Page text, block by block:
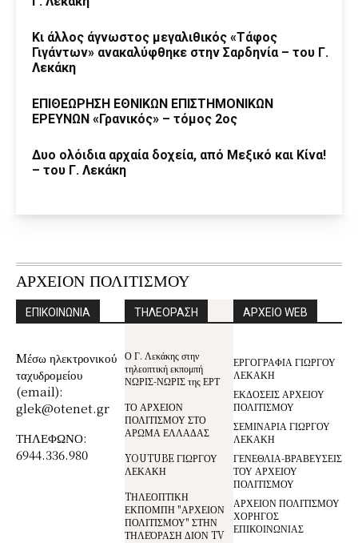
Κι άλλος άγνωστος μεγαλιθικός «Τάφος
Γιγάντων» ανακαλύφθηκε στην Σαρδηνία – του Γ.
Λεκάκη
ΕΠΙΘΕΩΡΗΣΗ ΕΘΝΙΚΩΝ ΕΠΙΣΤΗΜΟΝΙΚΩΝ
ΕΡΕΥΝΩΝ «Γρανικός» – τόμος 2ος
Δυο ολόιδια αρχαία δοχεία, από Μεξικό και Κίνα!
– του Γ. Λεκάκη
ΑΡΧΕΙΟΝ ΠΟΛΙΤΙΣΜΟΥ
ΕΠΙΚΟΙΝΩΝΙΑ
Mέσω ηλεκτρονικού
ταχυδρομείου
(email):
glek@otenet.gr
ΤΗΛΕΦΩΝΟ:
6944.336.980
ΤΗΛΕΟΡΑΣΗ
Ο Γ. Λεκάκης στην
τηλεοπτική εκπομπή
ΝΩΡΙΣ-ΝΩΡΙΣ της ΕΡΤ
ΤΟ ΑΡΧΕΙΟΝ
ΠΟΛΙΤΙΣΜΟΥ ΣΤΟ
ΑΡΩΜΑ ΕΛΛΑΔΑΣ
YOUTUBE ΓΙΩΡΓΟΥ
ΛΕΚΑΚΗ
TΗΛΕΟΠΤΙΚΗ
ΕΚΠΟΜΠΗ "ΑΡΧΕΙΟΝ
ΠΟΛΙΤΙΣΜΟΥ" ΣΤΗΝ
ΤΗΛΕΌΡΑΣΗ ΔΙΟΝ TV
ΑΡΧΕΙΟ WEB
ΕΡΓΟΓΡΑΦΙΑ ΓΙΩΡΓΟΥ
ΛΕΚΑΚΗ
ΕΚΔΟΣΕΙΣ ΑΡΧΕΙΟΥ
ΠΟΛΙΤΙΣΜΟΥ
ΣΕΜΙΝΑΡΙΑ ΓΙΩΡΓΟΥ
ΛΕΚΑΚΗ
ΓΕΝΕΘΛΙΑ-ΒΡΑΒΕΥΣΕΙΣ
ΤΟΥ ΑΡΧΕΙΟΥ
ΠΟΛΙΤΙΣΜΟΥ
ΑΡΧΕΙΟΝ ΠΟΛΙΤΙΣΜΟΥ
ΧΟΡΗΓΟΣ
ΕΠΙΚΟΙΝΩΝΙΑΣ